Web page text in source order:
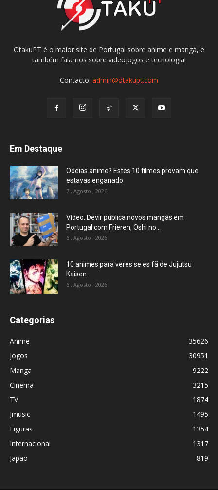
OtakuPT é o maior site de Portugal sobre anime e mangá, e
também falamos sobre videojogos e tecnologia!
Contacto: admin@otakupt.com
Em Destaque
Odeias anime? Estes 10 filmes provam que
estavas enganado
7 , Agosto , 2026
Vídeo: Devir publica novos mangás em
Portugal com Frieren, Oshi no...
6 , Agosto , 2026
10 animes para veres se és fã de Jujutsu
Kaisen
6 , Agosto , 2026
Categorias
Anime
35626
Jogos
30951
Manga
9222
Cinema
3215
TV
1874
Jmusic
1495
Figuras
1354
Internacional
1317
Japão
819